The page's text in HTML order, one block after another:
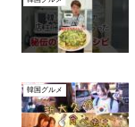
韓国グルメ